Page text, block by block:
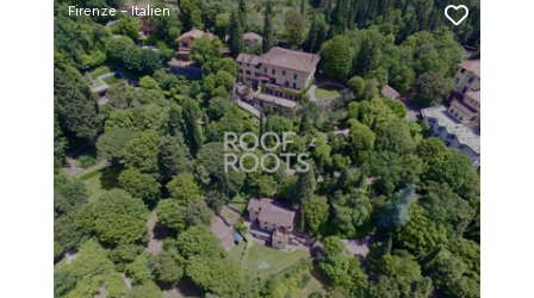
Firenze - Italien